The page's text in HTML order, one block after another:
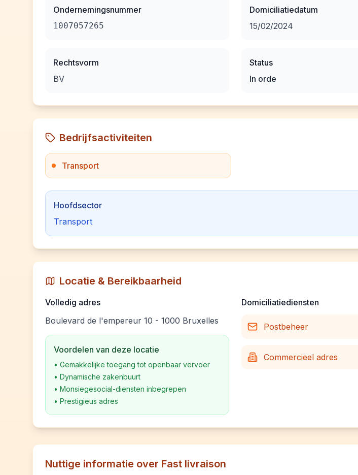
Ondernemingsnummer
1007057265
Rechtsvorm
BV
Domiciliatiedatum
15/02/2024
Status
In orde
Bedrijfsactiviteiten
Transport
Hoofdsector
Transport
Locatie & Bereikbaarheid
Volledig adres
Boulevard de l'empereur 10 - 1000 Bruxelles
Voordelen van deze locatie
• Gemakkelijke toegang tot openbaar vervoer
• Dynamische zakenbuurt
• Monsiegesocial-diensten inbegrepen
• Prestigieus adres
Domiciliatiediensten
Postbeheer
Commercieel adres
Nuttige informatie over Fast livraison